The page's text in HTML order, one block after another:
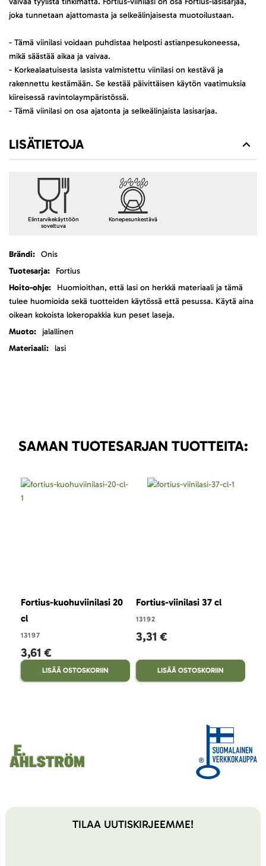
joka tunnetaan ajattomasta ja selkeälinjaisesta muotoilustaan.
- Tämä viinilasi voidaan puhdistaa helposti astianpesukoneessa,
mikä säästää aikaa ja vaivaa.
- Korkealaatuisesta lasista valmistettu viinilasi on kestävä ja
rakennettu kestämään. Se kestää päivittäisen käytön vaatimuksia
kiireisessä ravintolaympäristössä.
- Tämä viinilasi on osa ajatonta ja selkeälinjaista lasisarjaa.
LISÄTIETOJA
Elintarvikekäyttöön
soveltuva
Konepesunkestävä
LisätietojaOnis
Fortius
Huomioithan, että lasi on herkkä materiaali ja tämä
tulee huomioida sekä tuotteiden käytössä että pesussa. Käytä aina
oikean kokoista lokeropakkia kun peset laseja.
jalallinen
lasi
SAMAN TUOTESARJAN TUOTTEITA:
Fortius-kuohuviinilasi 20
cl
13197
3,61 €
LISÄÄ OSTOSKORIIN
Fortius-viinilasi 37 cl
13192
3,31 €
LISÄÄ OSTOSKORIIN
TILAA UUTISKIRJEEMME!